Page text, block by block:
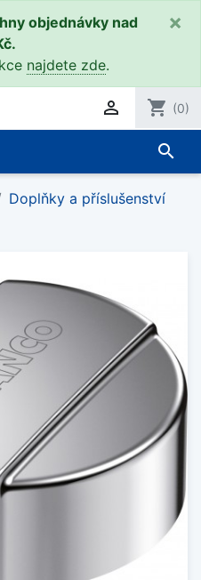
objednávky nad
najdete zde.
×
 shopping_cart (0)
search
Doplňky a příslušenství